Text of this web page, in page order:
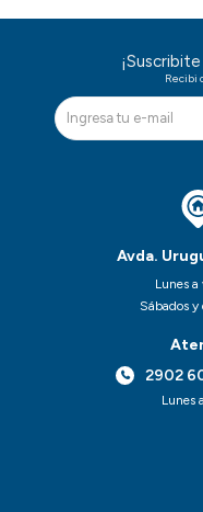
Avda.
Lunes a
Sábados y
2902
Lunes
Recibi